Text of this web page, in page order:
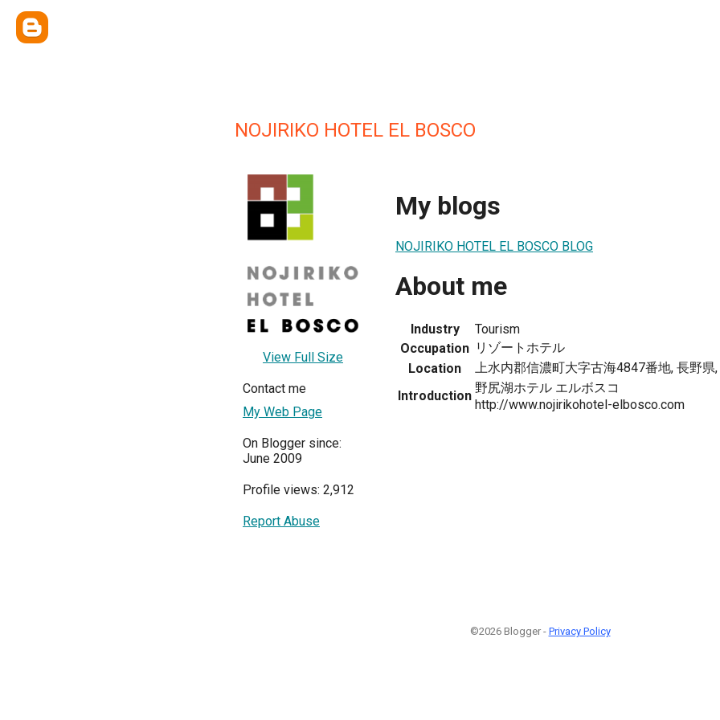
NOJIRIKO HOTEL EL BOSCO
View Full Size
Contact me
My Web Page
On Blogger since:
June 2009
Profile views: 2,912
Report Abuse
My blogs
NOJIRIKO HOTEL EL BOSCO BLOG
About me
Industry
Tourism
Occupation リゾートホテル
Location
上水内郡信濃町大字古海4847番地, 長野県
Introduction
野尻湖ホテル エルボスコ
http://www.nojirikohotel-elbosco.com
©2026 Blogger - Privacy Policy